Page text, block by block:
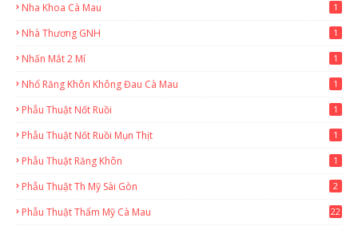
Nha Khoa Cà Mau 1
Nhà Thương GNH 1
Nhấn Mắt 2 Mí 1
Nhổ Răng Khôn Không Đau Cà Mau 1
Phẫu Thuật Nốt Ruồi 1
Phẫu Thuật Nốt Ruồi Mụn Thịt 1
Phẫu Thuật Răng Khôn 1
Phẫu Thuật Th Mỹ Sài Gòn 2
Phẫu Thuật Thẩm Mỹ Cà Mau
22